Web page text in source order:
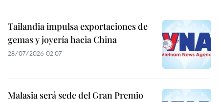
Tailandia impulsa exportaciones de
gemas y joyería hacia China
28/07/2026 02:07
Malasia será sede del Gran Premio